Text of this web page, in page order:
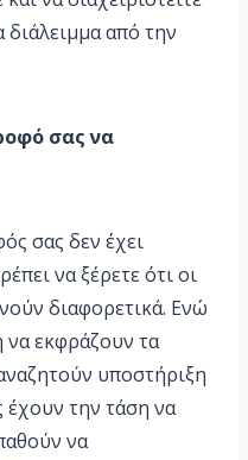
διάλειμμα από την
σας να
σας δεν έχει
να ξέρετε ότι οι
διαφορετικά. Ενώ
να εκφράζουν τα
υποστήριξη
έχουν την τάση να
να